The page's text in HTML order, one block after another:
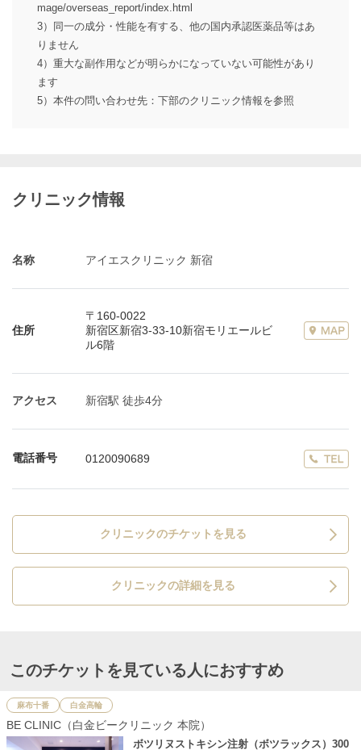
mage/overseas_report/index.html
3）同一の成分・性能を有する、他の国内承認医薬品等はあ
りません
4）重大な副作用などが明らかになっていない可能性があり
ます
5）本件の問い合わせ先：下部のクリニック情報を参照
クリニック情報
名称 アイエスクリニック 新宿
住所
〒160-0022
新宿区新宿3-33-10新宿モリエールビ
ル6階
アクセス 新宿駅 徒歩4分
電話番号 0120090689
クリニックのチケットを見る
クリニックの詳細を見る
このチケットを見ている人におすすめ
麻布十番 白金高輪
BE CLINIC（白金ビークリニック 本院）
ボツリヌストキシン注射（ボツラックス）300